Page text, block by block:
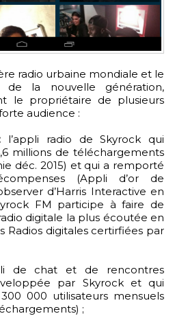
la nouvelle génération,
le propriétaire de plusieurs
audience :
l’appli radio de Skyrock qui
millions de téléchargements
déc. 2015) et qui a remporté
(Appli d’or de
d’Harris Interactive en
FM participe à faire de
digitale la plus écoutée en
Radios digitales certirfiées par
de chat et de rencontres
par Skyrock et qui
000 utilisateurs mensuels
;